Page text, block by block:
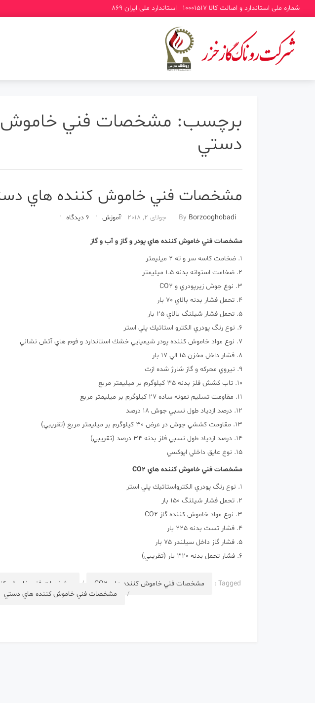
شماره ملی استاندارد و اصالت کالا 10001517 استاندارد ملی ایران 869
برچسب: مشخصات فني خاموش
دستي
مشخصات فني خاموش كننده هاي
By Borzooghobadi جولای 2, 2018 آموزش 6 دیدگاه
برای
مشخصات فني خاموش كننده هاي پودر و گاز و آب و گاز
1. ضخامت كاسه سر و ته 2 ميليمتر
2. ضخامت استوانه بدنه 1.5 ميليمتر
3. نوع جوش زيرپودري و CO2
4. تحمل فشار بدنه بالاي 70 بار
5. تحمل فشار شيلنگ بالاي 25 بار
6. نوع رنگ پودري الكترو استاتيك پلي استر
7. نوع مواد خاموش كننده پودر شيميايي خشك استاندارد و فوم هاي آتش نشاني
8. فشار داخل مخزن 15 الي 17 بار
9. نيروي محركه و گاز شارژ شده ازت
10. تاب كشش فلز بدنه 35 كيلوگرم بر ميليمتر مربع
11. مقاومت تسليم نمونه ساده 27 كيلوگرم بر ميليمتر مربع
12. درصد ازدياد طول نسبي جوش 18 درصد
13. مقاومت كششي جوش در عرض 30 كيلوگرم بر ميليمتر مربع (تقريبي)
14. درصد ازدياد طول نسبي فلز بدنه 34 درصد (تقريبي)
15. نوع عايق داخلي اپوكسي
مشخصات فني خاموش كننده هاي CO2
1. نوع رنگ پودري الكترواستاتيك پلي استر
2. تحمل فشار شيلنگ 150 بار
3. نوع مواد خاموش كننده گاز CO2
4. فشار تست بدنه 225 بار
5. فشار گاز داخل سيلندر 75 بار
6. فشار تحمل بدنه 320 بار (تقريبي)
Tagged : مشخصات فني خاموش كننده هاي CO2 /
مشخصات فني خاموش
/
مشخصات فني خاموش كننده هاي دستي